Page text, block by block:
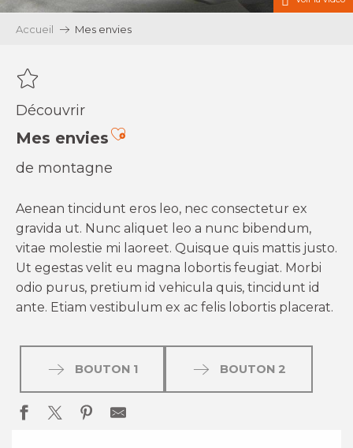
Accueil Mes envies
Découvrir
Mes enviesAjouter aux favoris
de montagne
Aenean tincidunt eros leo, nec consectetur ex
gravida ut. Nunc aliquet leo a nunc bibendum,
vitae molestie mi laoreet. Quisque quis mattis justo.
Ut egestas velit eu magna lobortis feugiat. Morbi
odio purus, pretium id vehicula quis, tincidunt id
ante. Etiam vestibulum ex ac felis lobortis placerat.
BOUTON 1 BOUTON 2